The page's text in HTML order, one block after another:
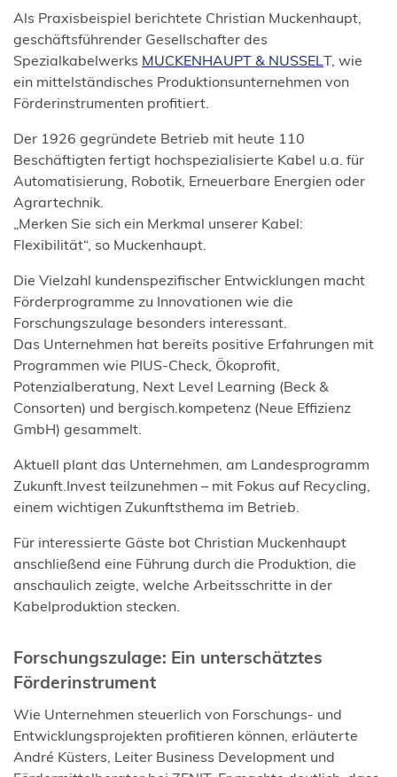
Als Praxisbeispiel berichtete Christian Muckenhaupt,
geschäftsführender Gesellschafter des
Spezialkabelwerks MUCKENHAUPT & NUSSEL
(Öffnet
einem
Tab)
T, wie
ein mittelständisches Produktionsunternehmen von
Förderinstrumenten profitiert.
Der 1926 gegründete Betrieb mit heute 110
Beschäftigten fertigt hochspezialisierte Kabel u.a. für
Automatisierung, Robotik, Erneuerbare Energien oder
Agrartechnik.
„Merken Sie sich ein Merkmal unserer Kabel:
Flexibilität“, so Muckenhaupt.
Die Vielzahl kundenspezifischer Entwicklungen macht
Förderprogramme zu Innovationen wie die
Forschungszulage besonders interessant.
Das Unternehmen hat bereits positive Erfahrungen mit
Programmen wie PIUS-Check, Ökoprofit,
Potenzialberatung, Next Level Learning (Beck &
Consorten) und bergisch.kompetenz (Neue Effizienz
GmbH) gesammelt.
Aktuell plant das Unternehmen, am Landesprogramm
Zukunft.Invest teilzunehmen – mit Fokus auf Recycling,
einem wichtigen Zukunftsthema im Betrieb.
Für interessierte Gäste bot Christian Muckenhaupt
anschließend eine Führung durch die Produktion, die
anschaulich zeigte, welche Arbeitsschritte in der
Kabelproduktion stecken.
Forschungszulage: Ein unterschätztes
Förderinstrument
Wie Unternehmen steuerlich von Forschungs- und
Entwicklungsprojekten profitieren können, erläuterte
André Küsters, Leiter Business Development und